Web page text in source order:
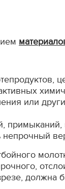
или
должна